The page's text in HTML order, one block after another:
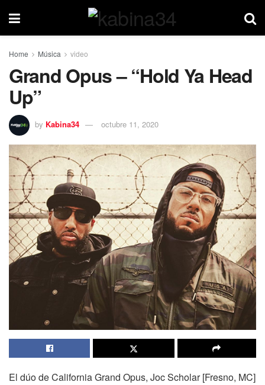
Home Música video
Grand Opus – “Hold Ya Head
Up”
by Kabina34 octubre 11, 2020
El dúo de California Grand Opus, Joc Scholar [Fresno, MC]